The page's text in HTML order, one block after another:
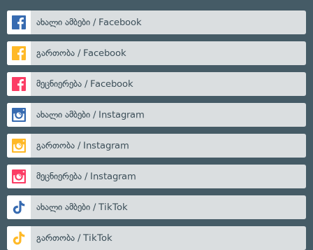
ახალი ამბები / Facebook
გართობა / Facebook
მეცნიერება / Facebook
ახალი ამბები / Instagram
გართობა / Instagram
მეცნიერება / Instagram
ახალი ამბები / TikTok
გართობა / TikTok